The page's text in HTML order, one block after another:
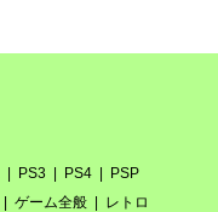
PS3 PS4
PSP
ゲーム全般
レトロ